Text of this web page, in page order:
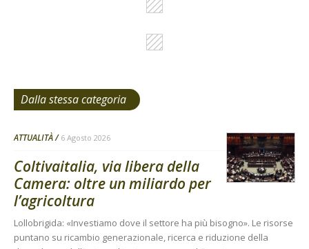
Dalla stessa categoria
ATTUALITÀ 6 Agosto 2026
Coltivaitalia, via libera della
Camera: oltre un miliardo per
l’agricoltura
Lollobrigida: «Investiamo dove il settore ha più bisogno». Le risorse
puntano su ricambio generazionale, ricerca e riduzione della